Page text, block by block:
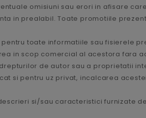
omisiuni sau erori in afisare
in prealabil. Toate promotiile
toate informatiile sau fisierele
in scop comercial al acestora fara
de autor sau a proprietatii
si pentru uz privat, incalcarea
si/sau caracteristici furnizate